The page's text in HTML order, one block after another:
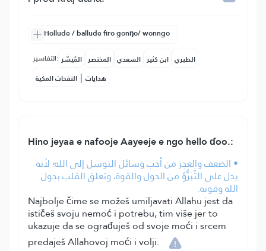
Hollude / ballude firo gonŋo/ wonngo
التفاسير: المُيسَّر المختصر السعدي ابن كثير الطبري
النفحات المكية | هدايات
Hino jeyaa e nafooje Aayeeje e ngo hello ɗoo.:
• الضعف والعجز من أحب وسائل التوسل إلى الله؛ لأنه
يدل على التَّبَرُّؤِ من الحول والقوة، وتعلق القلب بحول
الله وقوته.
Najbolje čime se možeš umiljavati Allahu jest da
ističeš svoju nemoć i potrebu, tim više jer to
ukazuje da se ograđuješ od svoje moći i srcem
predaješ Allahovoj moći i volji.